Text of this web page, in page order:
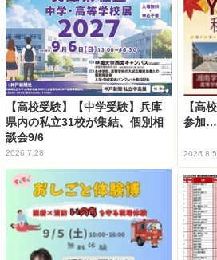
【高校受験】【中学受験】兵庫
県内の私立31校が集結、個別相
談会9/6
2026.7.28
【高
参加…
2026.8.5